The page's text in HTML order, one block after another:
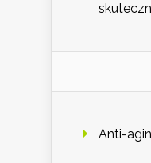
Anti-